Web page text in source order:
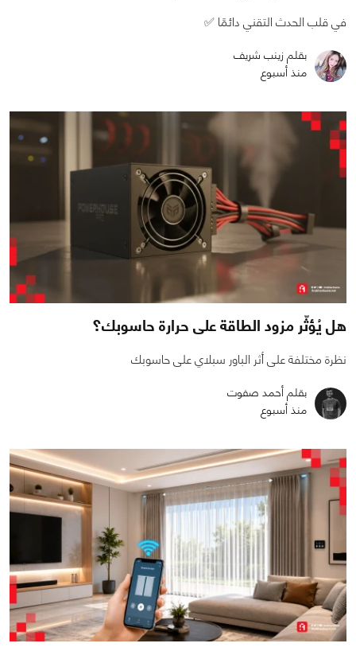
1741
في قلب الحدث التقني دائمًا ✅
بقلم زينب شريف
منذ أسبوع
1542
0
0
هل يُؤثّر مزود الطاقة على حرارة حاسوبك؟
نظرة مختلفة على أثر الباور سبلاي على حاسوبك
بقلم أحمد صفوت
منذ أسبوع